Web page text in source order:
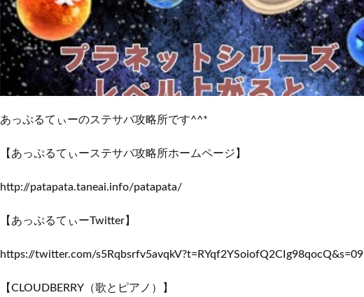
あっぷるてぃーのステサバ攻略所です^^*
【あっぷるてぃーステサバ攻略所ホームページ】
http://patapata.taneai.info/patapata/
【あっぷるてぃーTwitter】
https://twitter.com/s5Rqbsrfv5avqkV?t=RYqf2YSoiofQ2CIg98qocQ&s=09
【CLOUDBERRY（歌とピアノ）】